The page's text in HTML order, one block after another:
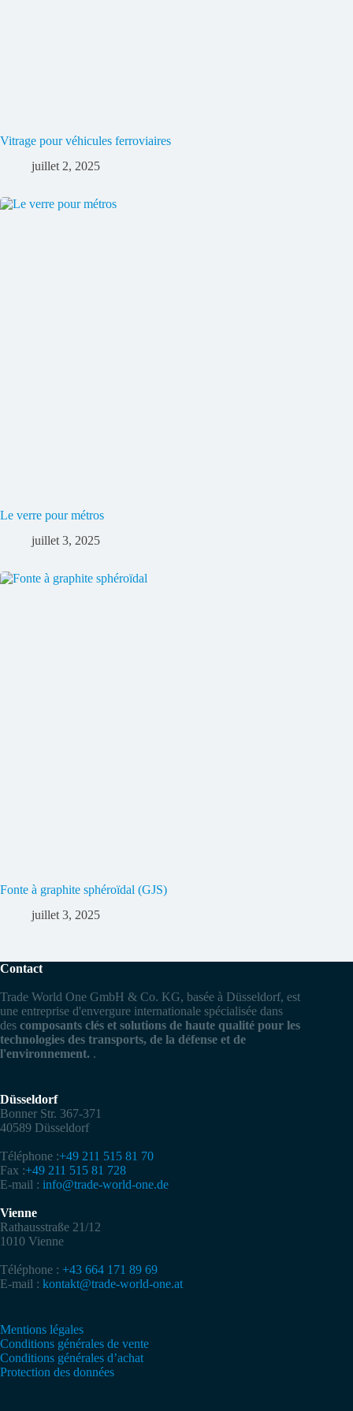
Vitrage pour véhicules ferroviaires
juillet 2, 2025
Le verre pour métros
juillet 3, 2025
Fonte à graphite sphéroïdal (GJS)
juillet 3, 2025
Contact
Trade World One GmbH & Co. KG, basée à Düsseldorf, est
une entreprise d'envergure internationale spécialisée dans
des composants clés et solutions de haute qualité pour les
technologies des transports, de la défense et de
l'environnement. .
Düsseldorf
Bonner Str. 367-371
40589 Düsseldorf
Téléphone :+49 211 515 81 70
Fax :+49 211 515 81 728
E-mail : info@trade-world-one.de
Vienne
Rathausstraße 21/12
1010 Vienne
Téléphone : +43 664 171 89 69
E-mail : kontakt@trade-world-one.at
Mentions légales
Conditions générales de vente
Conditions générales d’achat
Protection des données